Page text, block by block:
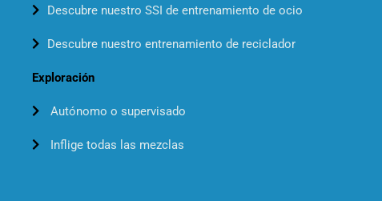
Descubre nuestro SSI de entrenamiento de ocio
Descubre nuestro entrenamiento de reciclador
Exploración
Autónomo o supervisado
Inflige todas las mezclas